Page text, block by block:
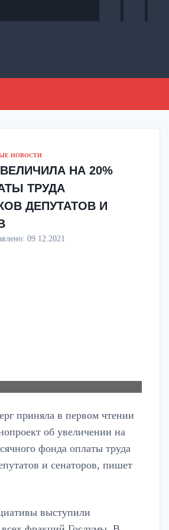
НОВОСТИ
НА 20%
ТРУДА
ДЕПУТАТОВ И
09.12.2021
приняла в первом чтении
об увеличении на
фонда оплаты труда
и сенаторов, пишет
выступили